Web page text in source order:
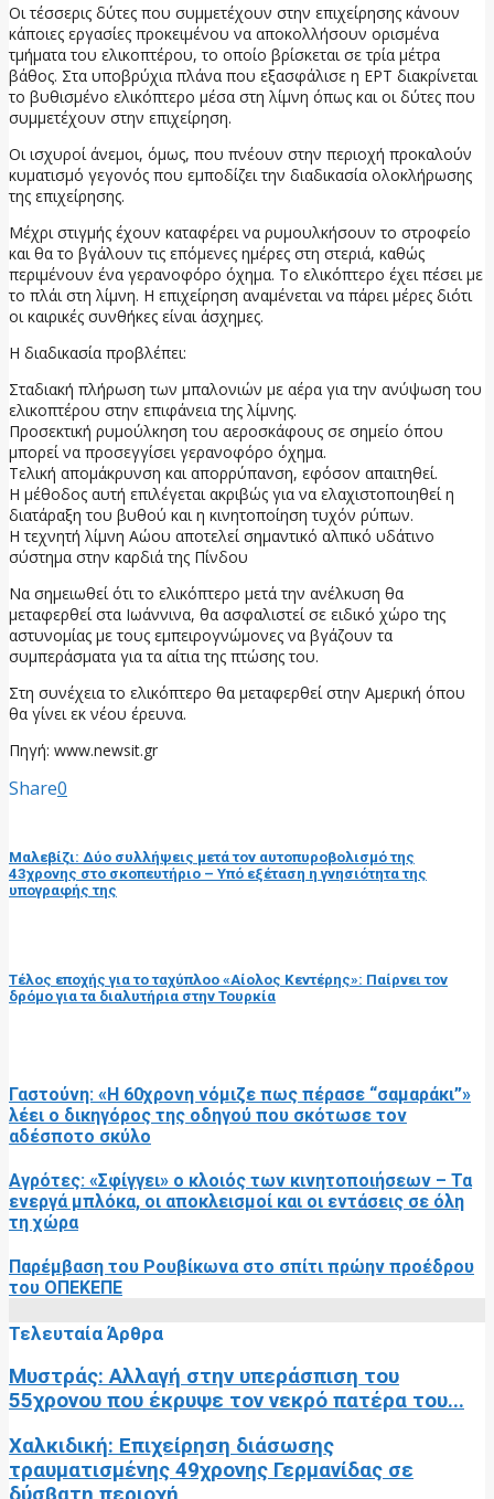
Οι τέσσερις δύτες που συμμετέχουν στην επιχείρησης κάνουν
κάποιες εργασίες προκειμένου να αποκολλήσουν ορισμένα
τμήματα του ελικοπτέρου, το οποίο βρίσκεται σε τρία μέτρα
βάθος. Στα υποβρύχια πλάνα που εξασφάλισε η ΕΡΤ διακρίνεται
το βυθισμένο ελικόπτερο μέσα στη λίμνη όπως και οι δύτες που
συμμετέχουν στην επιχείρηση.
Οι ισχυροί άνεμοι, όμως, που πνέουν στην περιοχή προκαλούν
κυματισμό γεγονός που εμποδίζει την διαδικασία ολοκλήρωσης
της επιχείρησης.
Μέχρι στιγμής έχουν καταφέρει να ρυμουλκήσουν το στροφείο
και θα το βγάλουν τις επόμενες ημέρες στη στεριά, καθώς
περιμένουν ένα γερανοφόρο όχημα. Το ελικόπτερο έχει πέσει με
το πλάι στη λίμνη. Η επιχείρηση αναμένεται να πάρει μέρες διότι
οι καιρικές συνθήκες είναι άσχημες.
Η διαδικασία προβλέπει:
Σταδιακή πλήρωση των μπαλονιών με αέρα για την ανύψωση του
ελικοπτέρου στην επιφάνεια της λίμνης.
Προσεκτική ρυμούλκηση του αεροσκάφους σε σημείο όπου
μπορεί να προσεγγίσει γερανοφόρο όχημα.
Τελική απομάκρυνση και απορρύπανση, εφόσον απαιτηθεί.
Η μέθοδος αυτή επιλέγεται ακριβώς για να ελαχιστοποιηθεί η
διατάραξη του βυθού και η κινητοποίηση τυχόν ρύπων.
Η τεχνητή λίμνη Αώου αποτελεί σημαντικό αλπικό υδάτινο
σύστημα στην καρδιά της Πίνδου
Να σημειωθεί ότι το ελικόπτερο μετά την ανέλκυση θα
μεταφερθεί στα Ιωάννινα, θα ασφαλιστεί σε ειδικό χώρο της
αστυνομίας με τους εμπειρογνώμονες να βγάζουν τα
συμπεράσματα για τα αίτια της πτώσης του.
Στη συνέχεια το ελικόπτερο θα μεταφερθεί στην Αμερική όπου
θα γίνει εκ νέου έρευνα.
Πηγή: www.newsit.gr
Share0
Μαλεβίζι: Δύο συλλήψεις μετά τον αυτοπυροβολισμό της
43χρονης στο σκοπευτήριο – Υπό εξέταση η γνησιότητα της
υπογραφής της
Τέλος εποχής για το ταχύπλοο «Αίολος Κεντέρης»: Παίρνει τον
δρόμο για τα διαλυτήρια στην Τουρκία
Γαστούνη: «Η 60χρονη νόμιζε πως πέρασε “σαμαράκι”»
λέει ο δικηγόρος της οδηγού που σκότωσε τον
αδέσποτο σκύλο
Αγρότες: «Σφίγγει» ο κλοιός των κινητοποιήσεων – Τα
ενεργά μπλόκα, οι αποκλεισμοί και οι εντάσεις σε όλη
τη χώρα
Παρέμβαση του Ρουβίκωνα στο σπίτι πρώην προέδρου
του ΟΠΕΚΕΠΕ
Τελευταία Άρθρα
Μυστράς: Αλλαγή στην υπεράσπιση του
55χρονου που έκρυψε τον νεκρό πατέρα του...
Χαλκιδική: Επιχείρηση διάσωσης
τραυματισμένης 49χρονης Γερμανίδας σε